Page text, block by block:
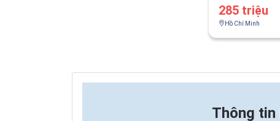
285 triệu
Hồ Chí Minh
Thông tin